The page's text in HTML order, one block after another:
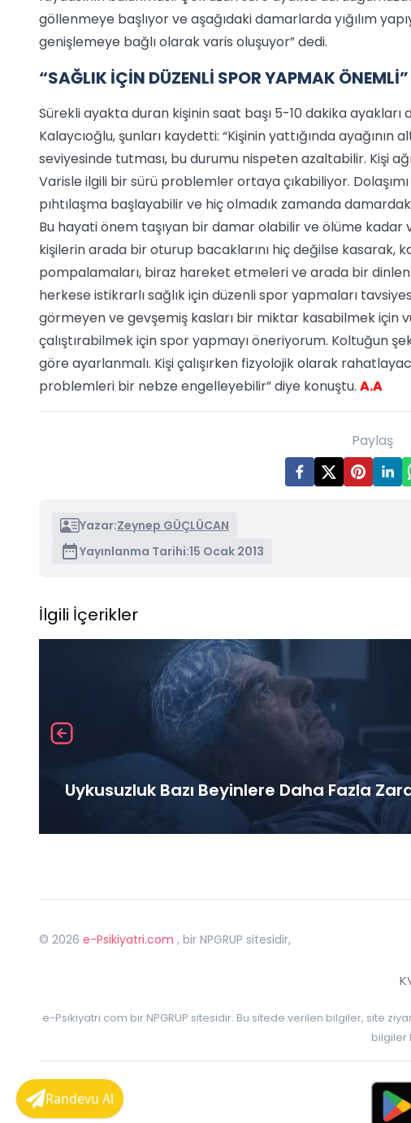
göllenmeye başlıyor ve aşağıdaki damarlarda yığılım
genişlemeye bağlı olarak varis oluşuyor” dedi.
“SAĞLIK İÇİN DÜZENLİ SPOR YAPMAK ÖNEMLİ”
Sürekli ayakta duran kişinin saat başı 5-10 dakika
Kalaycıoğlu, şunları kaydetti: “Kişinin yattığında ayağının
seviyesinde tutması, bu durumu nispeten azaltabilir. Kişi
Varisle ilgili bir sürü problemler ortaya çıkabiliyor.
pıhtılaşma başlayabilir ve hiç olmadık zamanda
Bu hayati önem taşıyan bir damar olabilir ve ölüme kadar
kişilerin arada bir oturup bacaklarını hiç değilse kasarak,
pompalamaları, biraz hareket etmeleri ve arada bir
herkese istikrarlı sağlık için düzenli spor yapmaları
görmeyen ve gevşemiş kasları bir miktar kasabilmek için
çalıştırabilmek için spor yapmayı öneriyorum. Koltuğun
göre ayarlanmalı. Kişi çalışırken fizyolojik olarak
problemleri bir nebze engelleyebilir” diye konuştu. A.A
Paylaş
Yazar:Zeynep GÜÇLÜCAN
Yayınlanma Tarihi:15 Ocak 2013
İlgili İçerikler
Uykusuzluk Bazı Beyinlere Daha Fazla
© 2026 e-Psikiyatri.com , bir NPGRUP sitesidir,
e-Psikiyatri.com bir NPGRUP sitesidir. Bu sitede verilen bilgiler, site
bilgiler
Randevu Al